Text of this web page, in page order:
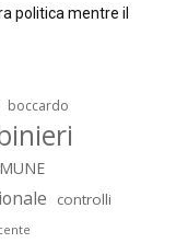
politica mentre il
boccardo
controlli